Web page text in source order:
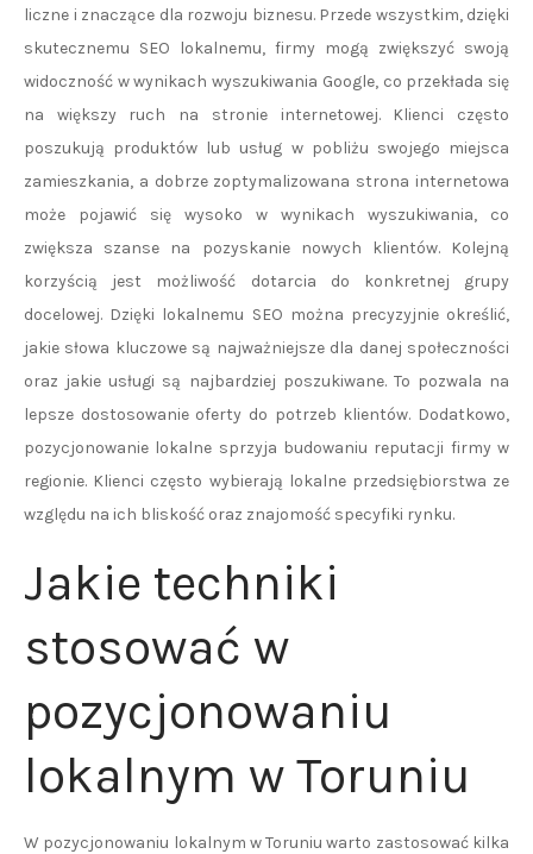
liczne i znaczące dla rozwoju biznesu. Przede wszystkim, dzięki
skutecznemu SEO lokalnemu, firmy mogą zwiększyć swoją
widoczność w wynikach wyszukiwania Google, co przekłada się
na większy ruch na stronie internetowej. Klienci często
poszukują produktów lub usług w pobliżu swojego miejsca
zamieszkania, a dobrze zoptymalizowana strona internetowa
może pojawić się wysoko w wynikach wyszukiwania, co
zwiększa szanse na pozyskanie nowych klientów. Kolejną
korzyścią jest możliwość dotarcia do konkretnej grupy
docelowej. Dzięki lokalnemu SEO można precyzyjnie określić,
jakie słowa kluczowe są najważniejsze dla danej społeczności
oraz jakie usługi są najbardziej poszukiwane. To pozwala na
lepsze dostosowanie oferty do potrzeb klientów. Dodatkowo,
pozycjonowanie lokalne sprzyja budowaniu reputacji firmy w
regionie. Klienci często wybierają lokalne przedsiębiorstwa ze
względu na ich bliskość oraz znajomość specyfiki rynku.
Jakie techniki
stosować w
pozycjonowaniu
lokalnym w Toruniu
W pozycjonowaniu lokalnym w Toruniu warto zastosować kilka